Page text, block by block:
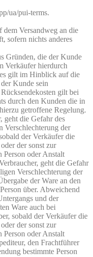
ua/pui-terms.
Versandweg an die
sofern nichts anderes
Gründen, die der Kunde
Verkäufer hierdurch
gilt im Hinblick auf die
Kunde sein
gilt bei
durch den Kunden die in
getroffene Regelung.
geht die Gefahr des
Verschlechterung der
der Verkäufer die
der sonst zur
Person oder Anstalt
geht die Gefahr
Verschlechterung der
der Ware an den
über. Abweichend
und der
Ware auch bei
sobald der Verkäufer die
der sonst zur
Person oder Anstalt
den Frachtführer
bestimmte Person